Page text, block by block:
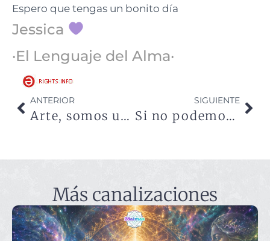
Espero que tengas un bonito día
Jessica
·El Lenguaje del Alma·
ANTERIOR
Arte, somos una gran semilla surgida del Sol central
SIGUIENTE
Si no podemos vivir juntos, vamos a morir solos
Más canalizaciones